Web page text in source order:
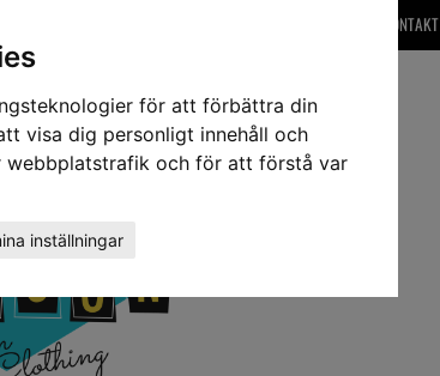
för att förbättra din
visa dig personligt innehåll och
webbplatstrafik och för att förstå var
inställningar
OM OSS & KONTAKT